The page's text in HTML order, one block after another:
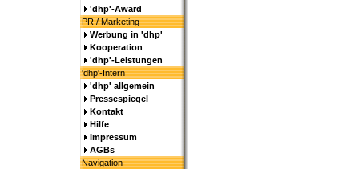
'dhp'-Award
PR / Marketing
Werbung in 'dhp'
Kooperation
'dhp'-Leistungen
'dhp'-Intern
'dhp' allgemein
Pressespiegel
Kontakt
Hilfe
Impressum
AGBs
Navigation